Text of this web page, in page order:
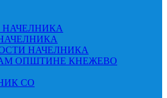
НАЧЕЛНИКА
НАЧЕЛНИКА
ОПШТИНЕ КНЕЖЕВО
СО